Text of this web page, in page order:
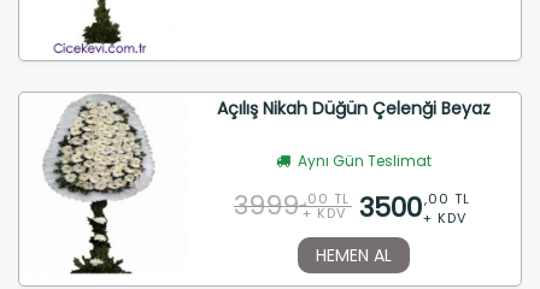
Açılış Nikah Düğün Çelenği Beyaz
Aynı Gün Teslimat
3999 ,00 TL
+ KDV 3500,00 TL
+ KDV
HEMEN AL